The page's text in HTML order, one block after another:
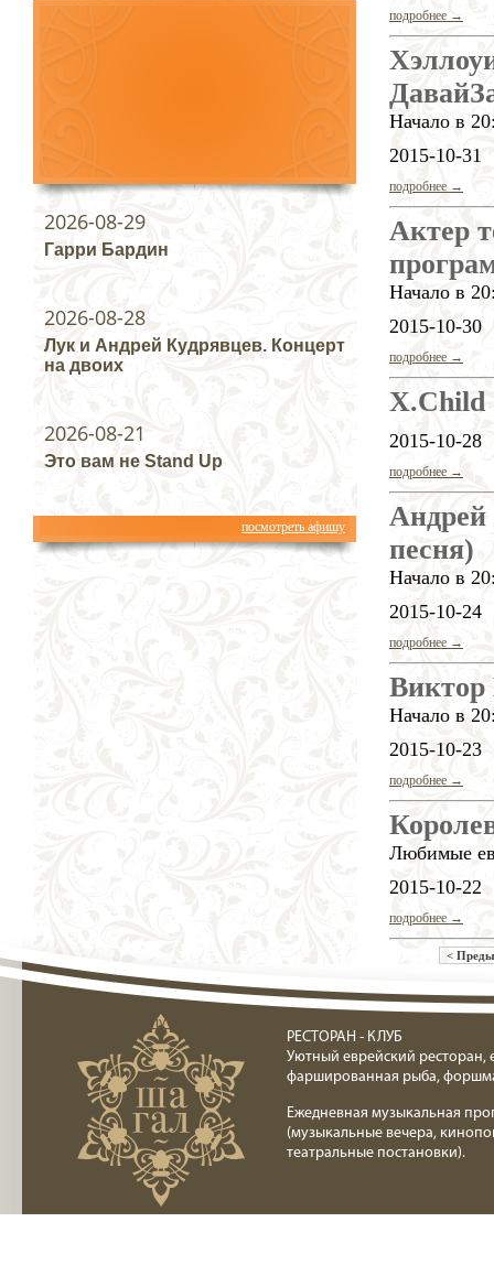
подробнее →
Начало в
2015-10-31
подробнее →
Актер
Начало в
2015-10-30
подробнее →
X.Child
2015-10-28
подробнее →
Андрей
песня)
Начало в
2015-10-24
подробнее →
Виктор
Начало в
2015-10-23
подробнее →
Любимые
2015-10-22
подробнее →
<
2026-08-29
Гарри Бардин
2026-08-28
Лук и Андрей Кудрявцев. Концерт
на двоих
2026-08-21
Это вам не Stand Up
посмотреть афишу
Ресторан клуб Шагал
РЕСТОРАН - КЛУБ
Уютный еврейский ресторан,
фаршированная рыба,
Ежедневная музыкальная
(музыкальные вечера,
театральные постановки).